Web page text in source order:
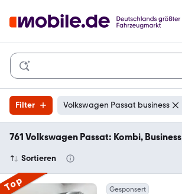
Filter Volkswagen Passat business
761 Volkswagen Passat: Kombi, Business
Sortieren
Top Gesponsert